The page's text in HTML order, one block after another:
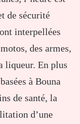
de sécurité
interpellées
des armes,
liqueur. En plus
à Bouna
de santé, la
d’une